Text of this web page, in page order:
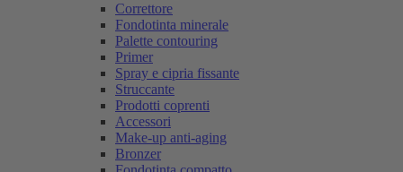
Correttore
Fondotinta minerale
Palette contouring
Primer
Spray e cipria fissante
Struccante
Prodotti coprenti
Accessori
Make-up anti-aging
Bronzer